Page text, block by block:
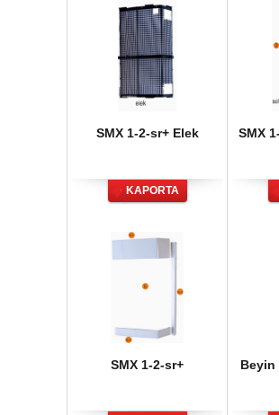
SMX 1-2-sr+ Elek
KAPORTA
SMX
SMX 1-2-sr+ Beyin